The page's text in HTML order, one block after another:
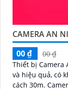
CAMERA AN
00 ₫
00 ₫
Thiết bị Camera
và hiệu quả, có
cách 30m. Camera này có khả năng tạo ra ánh sáng giống như ban